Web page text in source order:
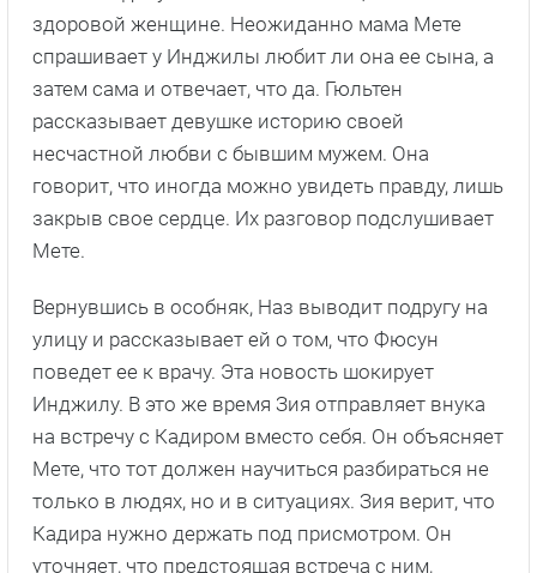
здоровой женщине. Неожиданно мама Мете
спрашивает у Инджилы любит ли она ее сына, а
затем сама и отвечает, что да. Гюльтен
рассказывает девушке историю своей
несчастной любви с бывшим мужем. Она
говорит, что иногда можно увидеть правду, лишь
закрыв свое сердце. Их разговор подслушивает
Мете.
Вернувшись в особняк, Наз выводит подругу на
улицу и рассказывает ей о том, что Фюсун
поведет ее к врачу. Эта новость шокирует
Инджилу. В это же время Зия отправляет внука
на встречу с Кадиром вместо себя. Он объясняет
Мете, что тот должен научиться разбираться не
только в людях, но и в ситуациях. Зия верит, что
Кадира нужно держать под присмотром. Он
уточняет, что предстоящая встреча с ним,